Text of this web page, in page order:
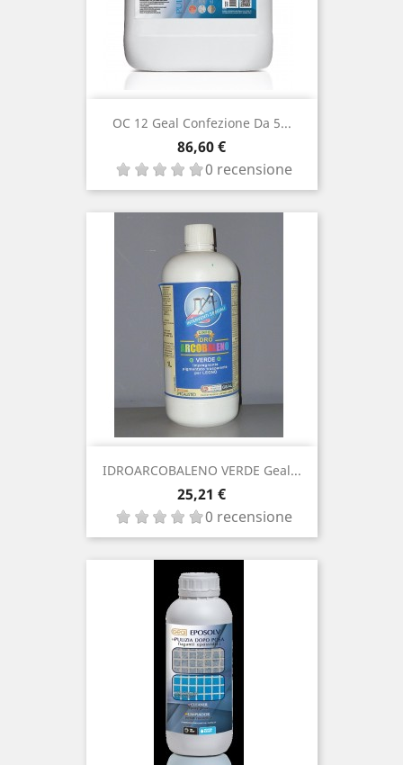
OC 12 Geal Confezione Da 5...
Prezzo
86,60 €
0 recensione
IDROARCOBALENO VERDE Geal...
Prezzo
25,21 €
0 recensione